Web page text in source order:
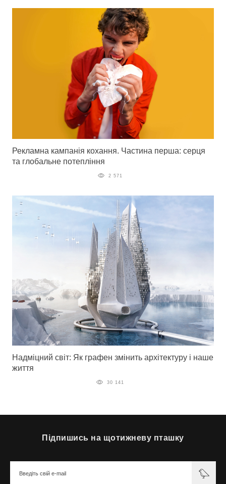
Рекламна кампанія кохання. Частина перша: серця
та глобальне потепління
2 571
Надміцний світ: Як графен змінить архітектуру і наше
життя
30 141
Підпишись на щотижневу пташку